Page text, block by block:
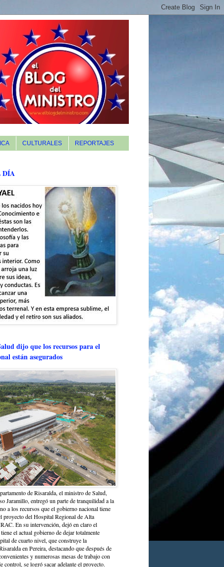
CULTURALES REPORTAJES
DÍA
dijo que los recursos para el
están asegurados
de Risaralda, el ministro de Salud,
Jaramillo, entregó un parte de tranquilidad a la
a los recursos que el gobierno nacional tiene
proyecto del Hospital Regional de Alta
En su intervención, dejó en claro el
el actual gobierno de dejar totalmente
de cuarto nivel, que construye la
en Pereira, destacando que después de
y numerosas mesas de trabajo con
control, se logró sacar adelante el proyecto.